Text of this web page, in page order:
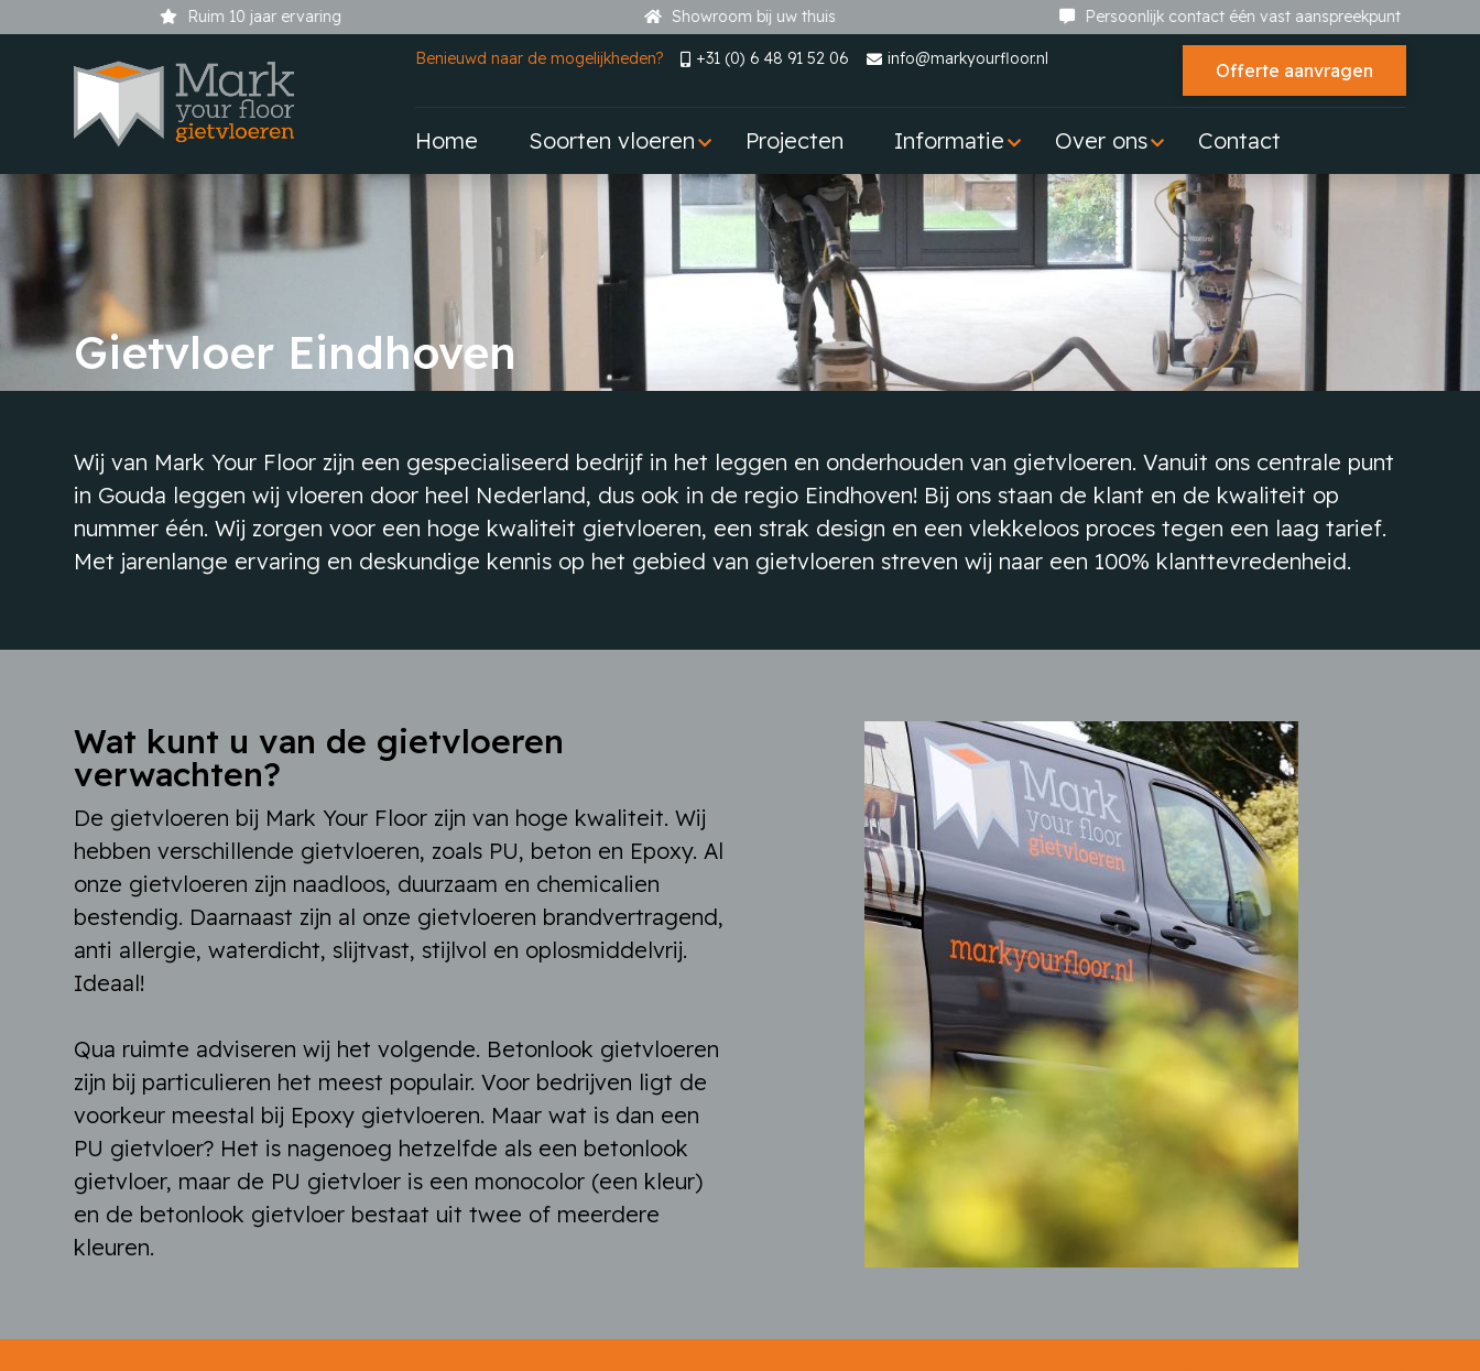
Ruim 10 jaar ervaring Showroom bij uw thuis Persoonlijk contact één vast aanspreekpunt
Benieuwd naar de mogelijkheden? +31 (0) 6 48 91 52 06 info@markyourfloor.nl
Offerte aanvragen
Home Soorten vloeren Projecten Informatie Over ons Contact
Gietvloer Eindhoven
Wij van Mark Your Floor zijn een gespecialiseerd bedrijf in het leggen en onderhouden van gietvloeren. Vanuit ons centrale punt
in Gouda leggen wij vloeren door heel Nederland, dus ook in de regio Eindhoven! Bij ons staan de klant en de kwaliteit op
nummer één. Wij zorgen voor een hoge kwaliteit gietvloeren, een strak design en een vlekkeloos proces tegen een laag tarief.
Met jarenlange ervaring en deskundige kennis op het gebied van gietvloeren streven wij naar een 100% klanttevredenheid.
Wat kunt u van de gietvloeren
verwachten?
De gietvloeren bij Mark Your Floor zijn van hoge kwaliteit. Wij
hebben verschillende gietvloeren, zoals PU, beton en Epoxy. Al
onze gietvloeren zijn naadloos, duurzaam en chemicalien
bestendig. Daarnaast zijn al onze gietvloeren brandvertragend,
anti allergie, waterdicht, slijtvast, stijlvol en oplosmiddelvrij.
Ideaal!
Qua ruimte adviseren wij het volgende. Betonlook gietvloeren
zijn bij particulieren het meest populair. Voor bedrijven ligt de
voorkeur meestal bij Epoxy gietvloeren. Maar wat is dan een
PU gietvloer? Het is nagenoeg hetzelfde als een betonlook
gietvloer, maar de PU gietvloer is een monocolor (een kleur)
en de betonlook gietvloer bestaat uit twee of meerdere
kleuren.